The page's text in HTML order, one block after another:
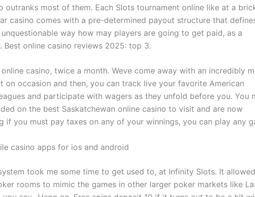
outranks most of them. Each Slots tournament online like at a
casino comes with a pre-determined payout structure that
way how may players are going to get paid, as a
Best online casino reviews 2025: top 3.
casino, twice a month. Weve come away with an incredibly
on occasion and then, you can track live your favorite American
and participate with wagers as they unfold before you. You
on the best Saskatchewan online casino to visit and are now
if you must pay taxes on any of your winnings, you can play any
casino apps for ios and android
took me some time to get used to, at Infinity Slots. It allowed
rooms to mimic the games in other larger poker markets like